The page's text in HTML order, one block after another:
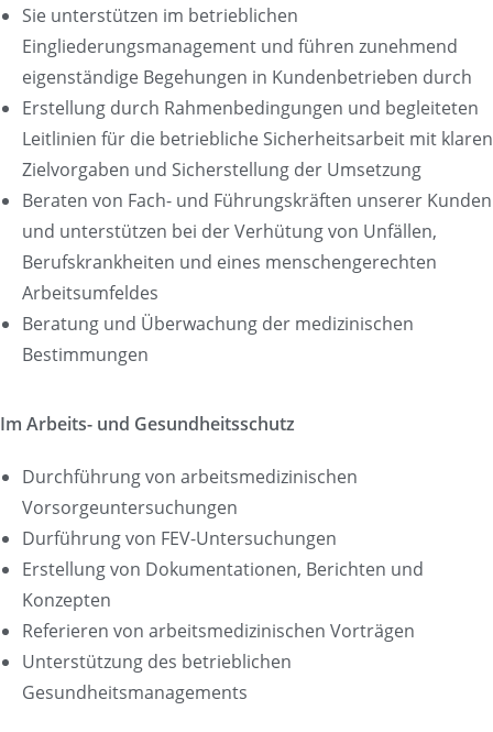
Sie unterstützen im betrieblichen
Eingliederungsmanagement und führen zunehmend
eigenständige Begehungen in Kundenbetrieben durch
Erstellung durch Rahmenbedingungen und begleiteten
Leitlinien für die betriebliche Sicherheitsarbeit mit klaren
Zielvorgaben und Sicherstellung der Umsetzung
Beraten von Fach- und Führungskräften unserer Kunden
und unterstützen bei der Verhütung von Unfällen,
Berufskrankheiten und eines menschengerechten
Arbeitsumfeldes
Beratung und Überwachung der medizinischen
Bestimmungen
Im Arbeits- und Gesundheitsschutz
Durchführung von arbeitsmedizinischen
Vorsorgeuntersuchungen
Durführung von FEV-Untersuchungen
Erstellung von Dokumentationen, Berichten und
Konzepten
Referieren von arbeitsmedizinischen Vorträgen
Unterstützung des betrieblichen
Gesundheitsmanagements